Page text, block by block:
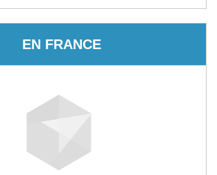
EN FRANCE